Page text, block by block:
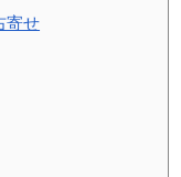
寄せ